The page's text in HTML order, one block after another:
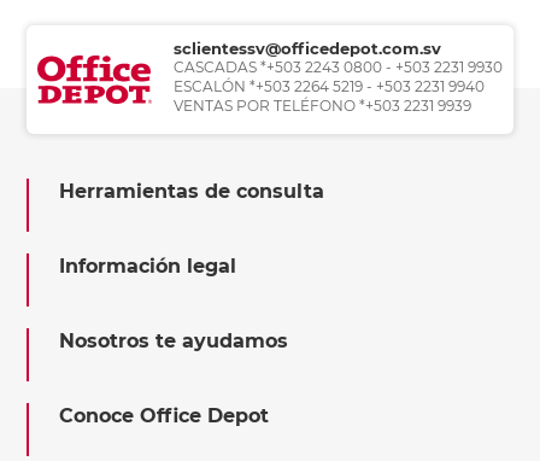
sclientessv@officedepot.com.sv
CASCADAS *+503 2243 0800 - +503 2231 9930
ESCALÓN *+503 2264 5219 - +503 2231 9940
VENTAS POR TELÉFONO *+503 2231 9939
Herramientas de consulta
Información legal
Nosotros te ayudamos
Conoce Office Depot